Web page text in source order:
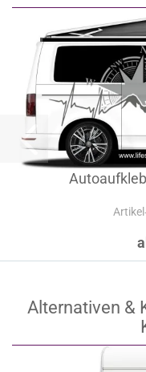
Alternativen &